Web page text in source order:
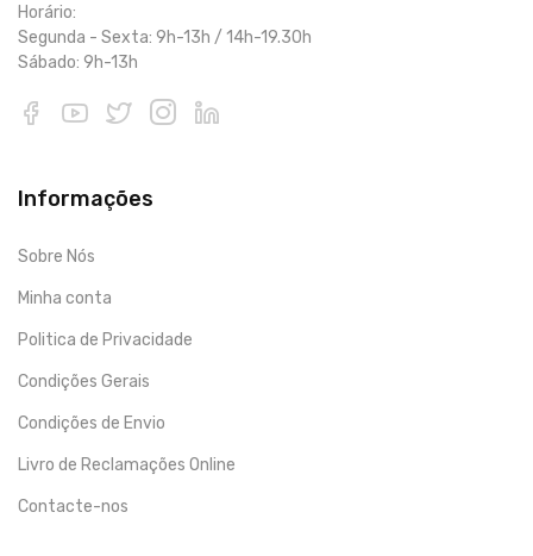
Horário:
Segunda - Sexta: 9h-13h / 14h-19.30h
Sábado: 9h-13h
Informações
Sobre Nós
Minha conta
Politica de Privacidade
Condições Gerais
Condições de Envio
Livro de Reclamações Online
Contacte-nos